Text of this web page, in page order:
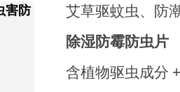
害防
艾草驱蚊虫、防
除湿防霉防虫片
含植物驱虫成分